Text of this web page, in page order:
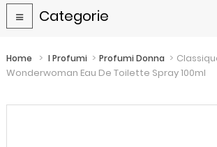
Navigazione
Toggle
Categorie
Home > I Profumi > Profumi Donna >
Wonderwoman Eau De Toilette Spray 100ml